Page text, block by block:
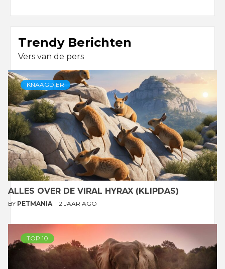
Trendy Berichten
Vers van de pers
KNAAGDIER
ALLES OVER DE VIRAL HYRAX (KLIPDAS)
BY PETMANIA 2 JAAR AGO
TOP 10